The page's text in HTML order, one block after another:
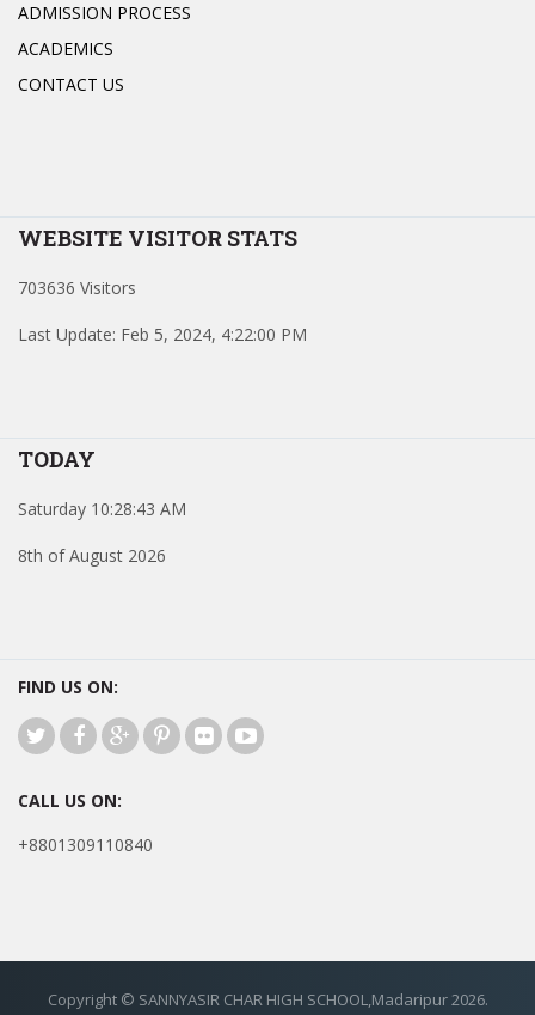
ADMISSION PROCESS
ACADEMICS
CONTACT US
WEBSITE VISITOR STATS
703636 Visitors
Last Update: Feb 5, 2024, 4:22:00 PM
TODAY
Saturday 10:28:43 AM
8th of August 2026
FIND US ON:
CALL US ON:
+8801309110840
Copyright © SANNYASIR CHAR HIGH SCHOOL,Madaripur 2026.